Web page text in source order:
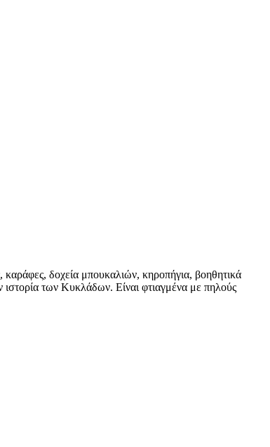
δοχεία μπουκαλιών, κηροπήγια, βοηθητικά
ιστορία των Κυκλάδων. Είναι φτιαγμένα με πηλούς